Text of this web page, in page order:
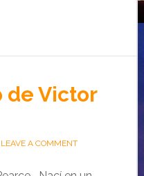
de Victor
LEAVE A COMMENT